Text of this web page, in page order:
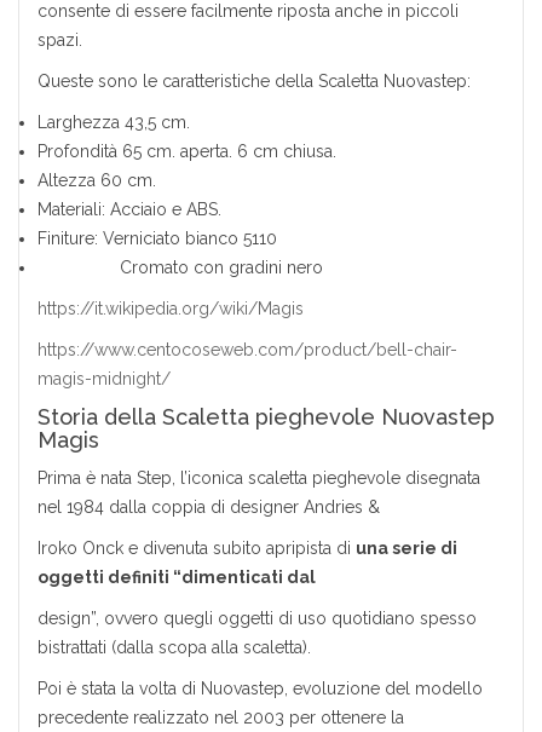
consente di essere facilmente riposta anche in piccoli
spazi.
Queste sono le caratteristiche della Scaletta Nuovastep:
Larghezza 43,5 cm.
Profondità 65 cm. aperta. 6 cm chiusa.
Altezza 60 cm.
Materiali: Acciaio e ABS.
Finiture: Verniciato bianco 5110
Cromato con gradini nero
https://it.wikipedia.org/wiki/Magis
https://www.centocoseweb.com/product/bell-chair-
magis-midnight/
Storia della Scaletta pieghevole Nuovastep
Magis
Prima è nata Step, l’iconica scaletta pieghevole disegnata
nel 1984 dalla coppia di designer Andries &
Iroko Onck e divenuta subito apripista di una serie di
oggetti definiti “dimenticati dal
design”, ovvero quegli oggetti di uso quotidiano spesso
bistrattati (dalla scopa alla scaletta).
Poi è stata la volta di Nuovastep, evoluzione del modello
precedente realizzato nel 2003 per ottenere la